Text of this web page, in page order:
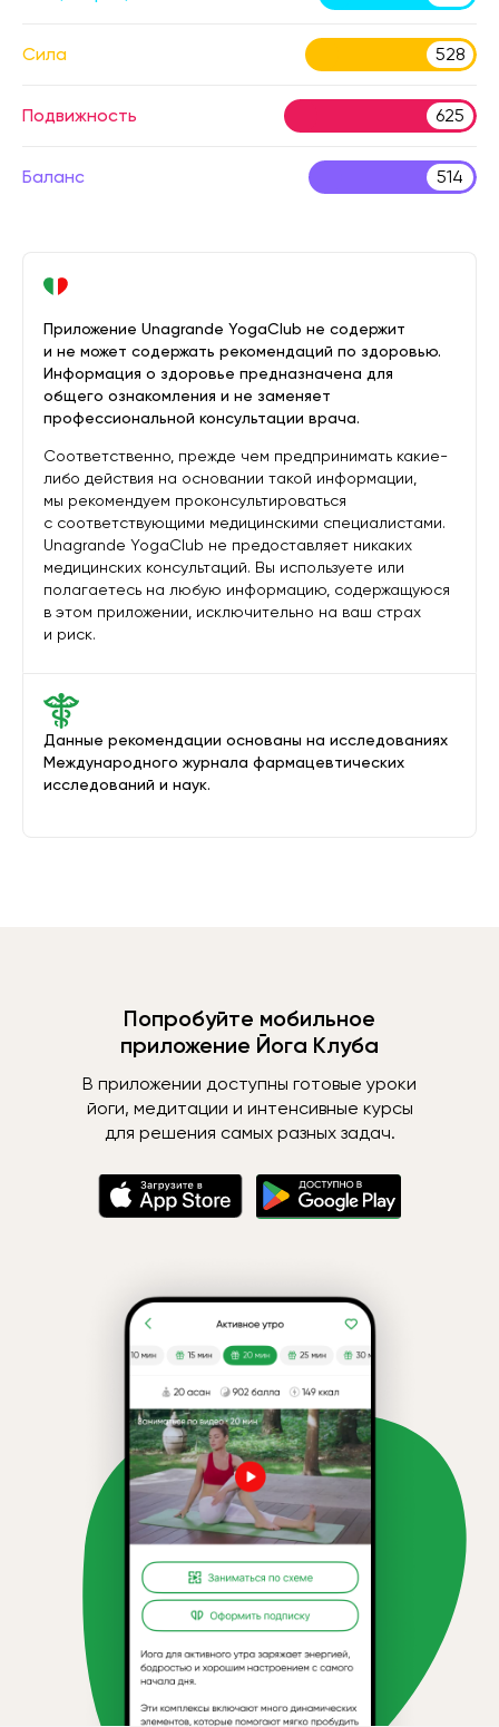
Сила 528
Подвижность 625
Баланс 514
Данные рекомендации основаны на исследованиях
Международного журнала фармацевтических
исследований и наук.
Приложение Unagrande YogaClub не содержит
и не может содержать рекомендаций по здоровью.
Информация о здоровье предназначена для
общего ознакомления и не заменяет
профессиональной консультации врача.
Соответственно, прежде чем предпринимать какие-
либо действия на основании такой информации,
мы рекомендуем проконсультироваться
с соответствующими медицинскими специалистами.
Unagrande YogaClub не предоставляет никаких
медицинских консультаций. Вы используете или
полагаетесь на любую информацию, содержащуюся
в этом приложении, исключительно на ваш страх
и риск.
Попробуйте мобильное
приложение Йога Клуба
В приложении доступны готовые уроки
йоги, медитации и интенсивные курсы
для решения самых разных задач.